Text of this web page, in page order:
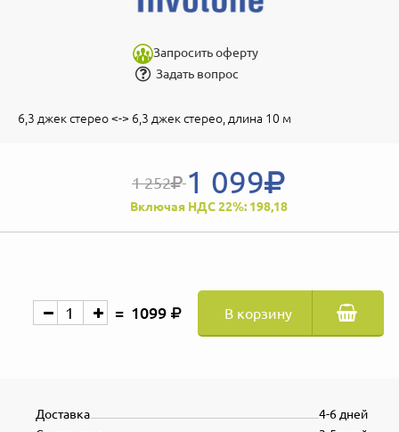
Запросить оферту
Задать вопрос
6,3 джек стерео <-> 6,3 джек стерео, длина 10 м
1 252 1 099
Включая НДС 22%: 198,18
1099 В корзину
4-6 дней
Доставка